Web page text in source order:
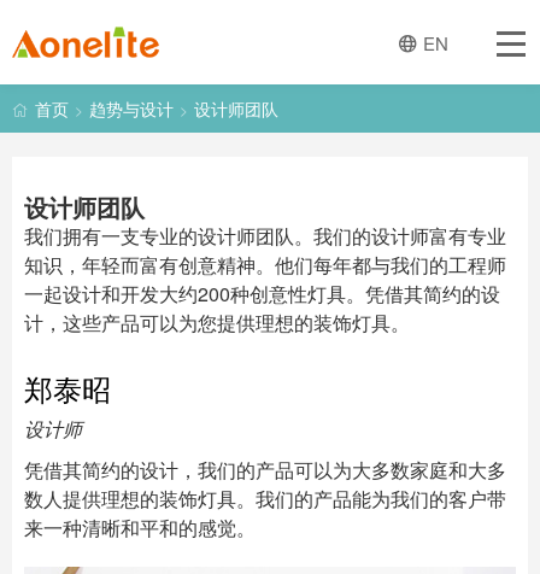
关于一创
灯饰产品
趋势与设计
联系我们
EN
首页 > 趋势与设计 > 设计师团队
设计师团队
我们拥有一支专业的设计师团队。我们的设计师富有专业
知识，年轻而富有创意精神。他们每年都与我们的工程师
一起设计和开发大约200种创意性灯具。凭借其简约的设
计，这些产品可以为您提供理想的装饰灯具。
郑泰昭
设计师
凭借其简约的设计，我们的产品可以为大多数家庭和大多
数人提供理想的装饰灯具。我们的产品能为我们的客户带
来一种清晰和平和的感觉。